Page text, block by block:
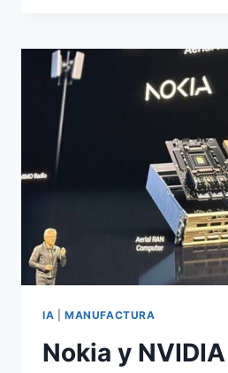
IA MANUFACTURA
Nokia y NVIDIA